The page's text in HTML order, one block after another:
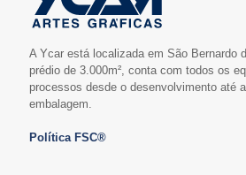
A Ycar está localizada em São Bernardo
prédio de 3.000m², conta com todos os
processos desde o desenvolvimento até
embalagem.
Política FSC®